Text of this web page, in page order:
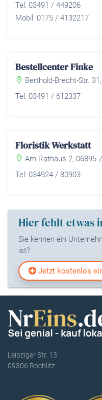
Tel: 03491 / 449206
Mobil: 0175 / 4132217
Bestellcenter Finke
Berthold-Brecht-Str.
Tel: 03491 / 612337
Floristik Werkstatt
Am Rathaus 2, 06895
Tel: 034924 / 80903
Hier fehlt etwas
Sie kennen ein
ist?
Jetzt kostenlos
Leipziger Str. 13
09306 Rochlitz